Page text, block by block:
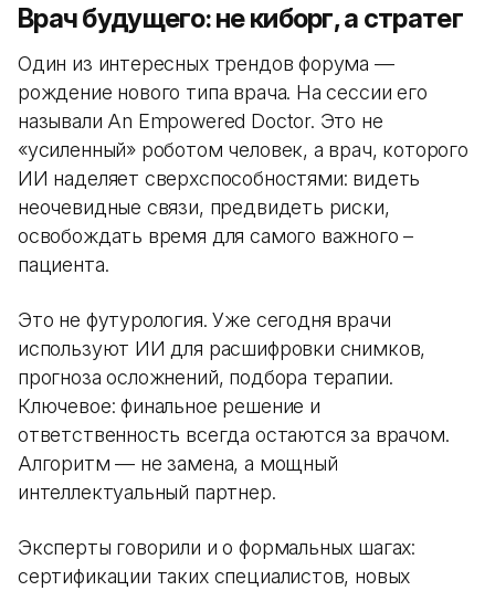
Врач будущего: не киборг, а стратег
Один из интересных трендов форума —
рождение нового типа врача. На сессии его
называли An Empowered Doctor. Это не
«усиленный» роботом человек, а врач, которого
ИИ наделяет сверхспособностями: видеть
неочевидные связи, предвидеть риски,
освобождать время для самого важного –
пациента.
Это не футурология. Уже сегодня врачи
используют ИИ для расшифровки снимков,
прогноза осложнений, подбора терапии.
Ключевое: финальное решение и
ответственность всегда остаются за врачом.
Алгоритм — не замена, а мощный
интеллектуальный партнер.
Эксперты говорили и о формальных шагах:
сертификации таких специалистов, новых